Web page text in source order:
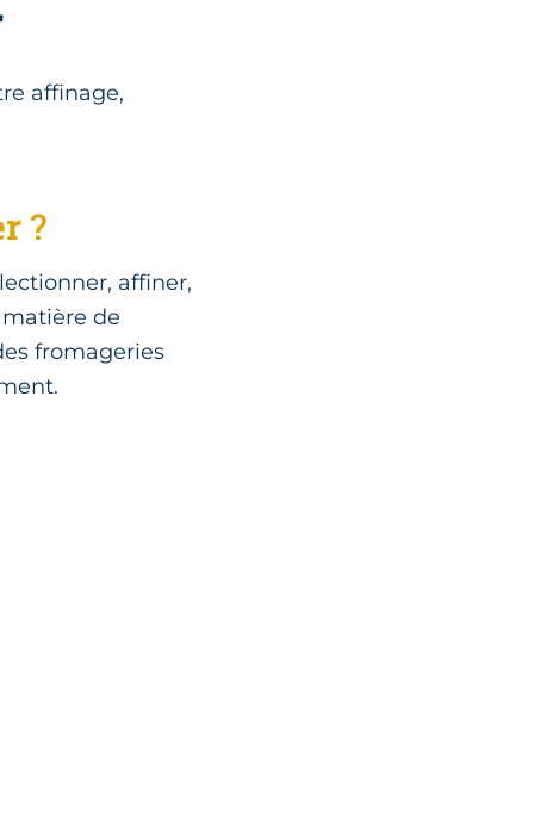
affinage,
?
affiner,
de
fromageries